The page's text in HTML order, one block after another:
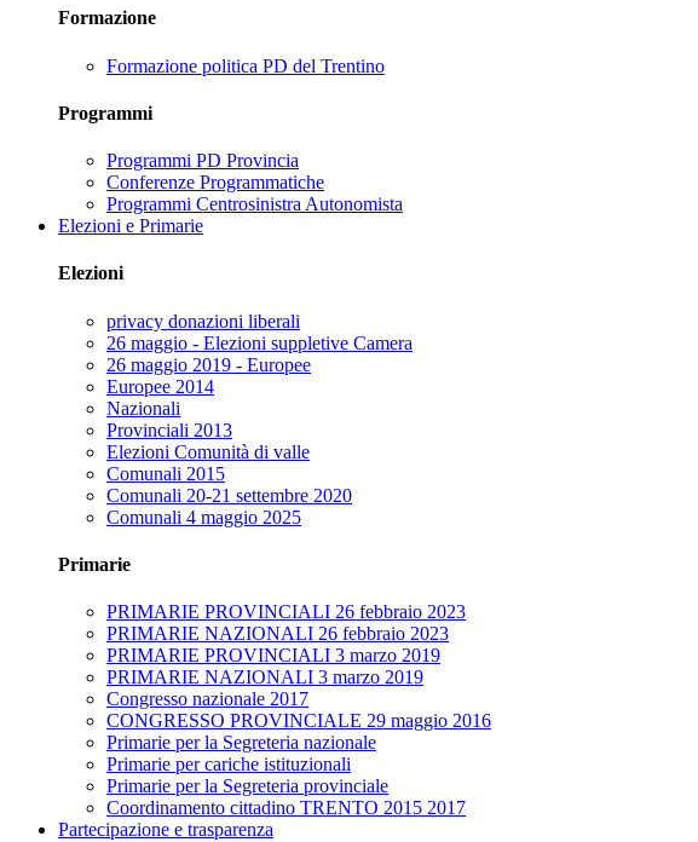
Formazione
Formazione politica PD del Trentino
Programmi
Programmi PD Provincia
Conferenze Programmatiche
Programmi Centrosinistra Autonomista
Elezioni e Primarie
Elezioni
privacy donazioni liberali
26 maggio - Elezioni suppletive Camera
26 maggio 2019 - Europee
Europee 2014
Nazionali
Provinciali 2013
Elezioni Comunità di valle
Comunali 2015
Comunali 20-21 settembre 2020
Comunali 4 maggio 2025
Primarie
PRIMARIE PROVINCIALI 26 febbraio 2023
PRIMARIE NAZIONALI 26 febbraio 2023
PRIMARIE PROVINCIALI 3 marzo 2019
PRIMARIE NAZIONALI 3 marzo 2019
Congresso nazionale 2017
CONGRESSO PROVINCIALE 29 maggio 2016
Primarie per la Segreteria nazionale
Primarie per cariche istituzionali
Primarie per la Segreteria provinciale
Coordinamento cittadino TRENTO 2015 2017
Partecipazione e trasparenza